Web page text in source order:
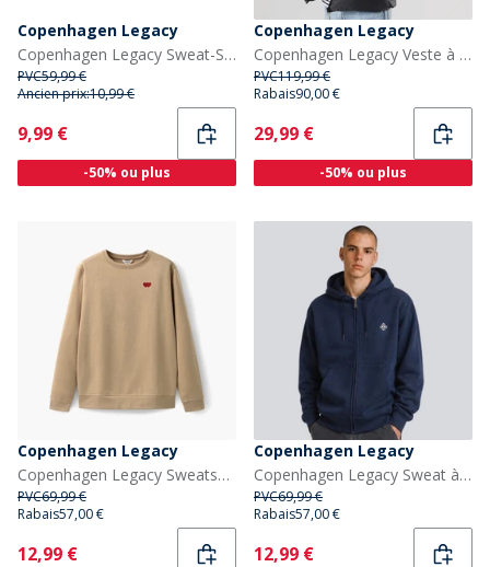
Copenhagen Legacy
Copenhagen Legacy Sweat-Shirt Bordeaux
PVC59,99 €
Ancien prix:10,99 €
Current
9,99 €
-50% ou plus
Copenhagen Legacy
Copenhagen Legacy Veste à Capuche Homme Noir
PVC119,99 €
Rabais90,00 €
Current
29,99 €
-50% ou plus
Copenhagen Legacy
Copenhagen Legacy Sweatshirt à col rond imprimé cœur Homme Khaki
PVC69,99 €
Rabais57,00 €
Current
12,99 €
Copenhagen Legacy
Copenhagen Legacy Sweat à Capuche zippé Homme Navy
PVC69,99 €
Rabais57,00 €
Current
12,99 €